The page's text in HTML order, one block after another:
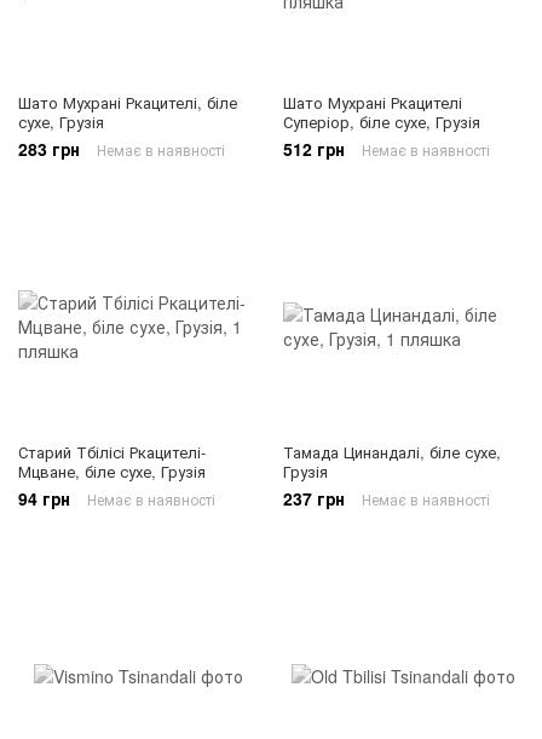
Шато Мухрані Ркацителі, біле
сухе, Грузія
283 грн Немає в наявності
Шато Мухрані Ркацителі
Суперіор, біле сухе, Грузія
512 грн Немає в наявності
Старий Тбілісі Ркацителі-
Мцване, біле сухе, Грузія
94 грн Немає в наявності
Тамада Цинандалі, біле сухе,
Грузія
237 грн Немає в наявності